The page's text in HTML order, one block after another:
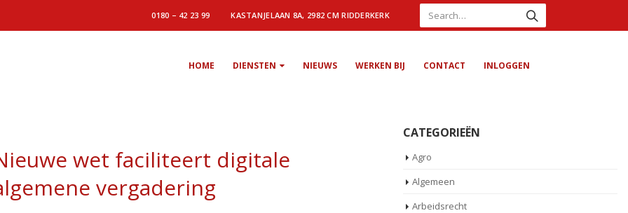
0180 – 42 23 99 KASTANJELAAN 8A, 2982 CM RIDDERKERK
HOME DIENSTEN NIEUWS WERKEN BIJ CONTACT INLOGGEN
wet faciliteert digitale
vergadering
CATEGORIEËN
Agro
Algemeen
Arbeidsrecht